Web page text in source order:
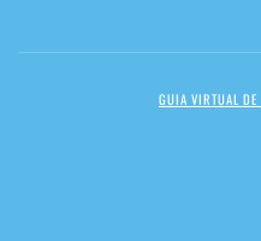
GUIA VIRTUAL DE